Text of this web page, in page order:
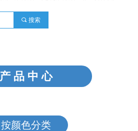
产 品 中 心
끠 搜索
按颜色分类